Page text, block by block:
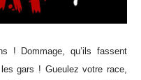
! Dommage, qu’ils fassent
gars ! Gueulez votre race,